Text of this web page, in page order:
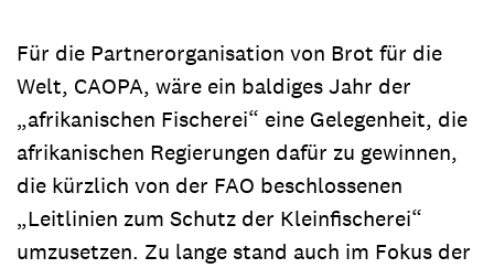
Für die Partnerorganisation von Brot für die
Welt, CAOPA, wäre ein baldiges Jahr der
„afrikanischen Fischerei“ eine Gelegenheit, die
afrikanischen Regierungen dafür zu gewinnen,
die kürzlich von der FAO beschlossenen
„Leitlinien zum Schutz der Kleinfischerei“
umzusetzen. Zu lange stand auch im Fokus der